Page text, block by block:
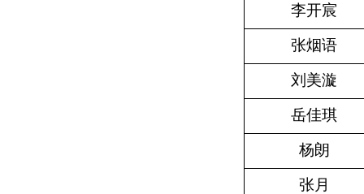
李开宸
张烟语
刘美漩
岳佳琪
杨朗
张月